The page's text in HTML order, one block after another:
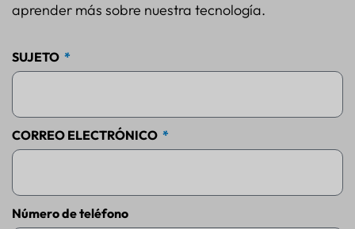
aprender más sobre nuestra tecnología.
SUJETO
CORREO ELECTRÓNICO
Número de teléfono